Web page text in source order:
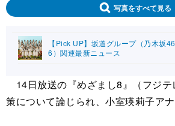
写真をすべて見る
【Pick UP】坂道グループ（乃木坂
6）関連最新ニュース
14日放送の『めざまし8』（フジテ
策について論じられ、小室瑛莉子アナ